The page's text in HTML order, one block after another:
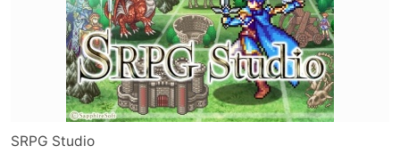
SRPG Studio